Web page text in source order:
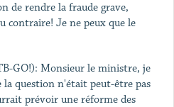
de rendre la fraude grave,
contraire! Je ne peux que le
GO!): Monsieur le ministre, je
question n'était peut-être pas
prévoir une réforme des